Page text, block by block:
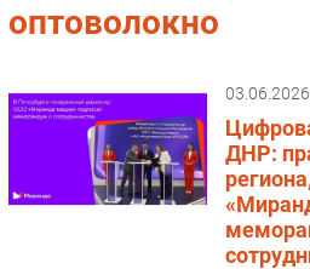
Импорто­замещение
Мобильная связь
Фиксированная связь
Интеграция
оптоволокно
03.06.2026
ДНР: